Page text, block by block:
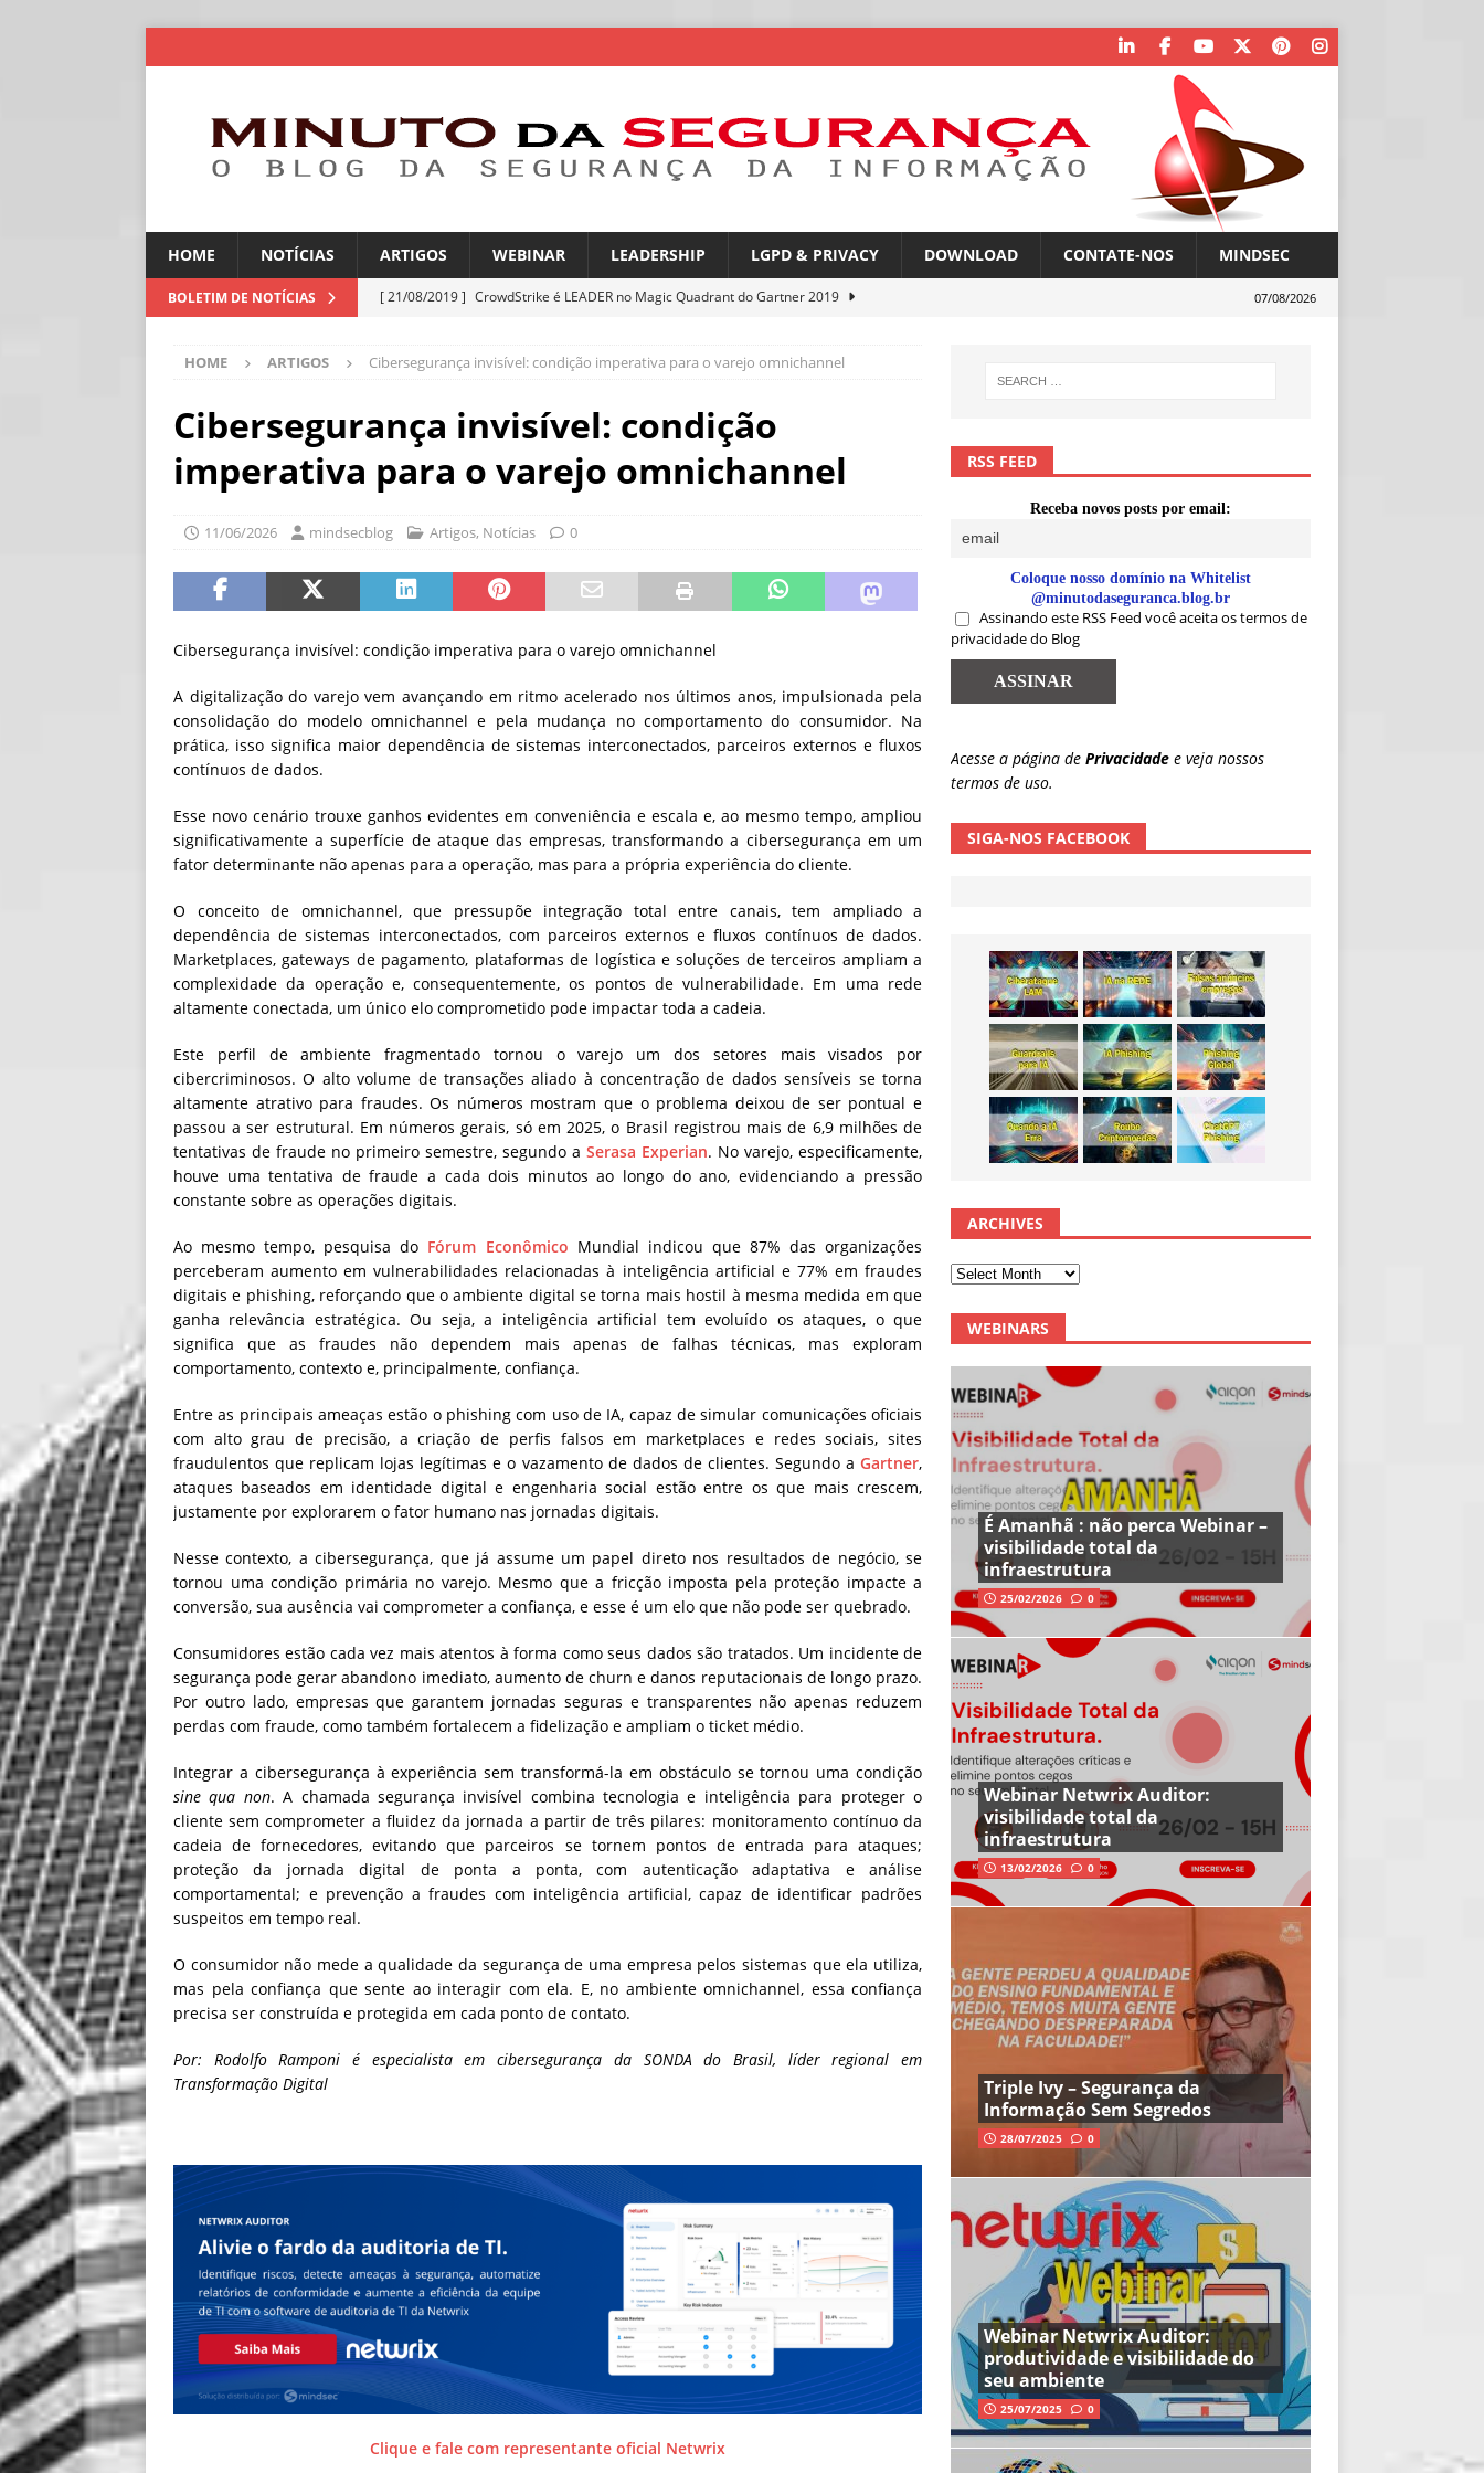
HOME NOTÍCIAS ARTIGOS WEBINAR LEADERSHIP LGPD & PRIVACY DOWNLOAD CONTATE-NOS MINDSEC
BOLETIM DE NOTÍCIAS [ 21/08/2019 ] CrowdStrike é LEADER no Magic Quadrant do Gartner 2019
[ 06/08/2026 ] América Latina é a segunda região mais exposta a ciberameaças
NOTÍCIAS
[ 06/08/2026 ]
IA amplia desafio de segurança e governança nas redes corporativas
NOTÍCIAS
[ 06/08/2026 ]
[ 06/08/2026 ]
Sem guardrails, a autonomia da IA se torna um risco
NOTÍCIAS
07/08/2026
HOME ARTIGOS Cibersegurança invisível: condição imperativa para o varejo omnichannel
Cibersegurança invisível: condição
imperativa para o varejo omnichannel
11/06/2026 mindsecblog Artigos, Notícias 0
Cibersegurança invisível: condição imperativa para o varejo omnichannel
A digitalização do varejo vem avançando em ritmo acelerado nos últimos anos, impulsionada pela
consolidação do modelo omnichannel e pela mudança no comportamento do consumidor. Na
prática, isso significa maior dependência de sistemas interconectados, parceiros externos e fluxos
contínuos de dados.
Esse novo cenário trouxe ganhos evidentes em conveniência e escala e, ao mesmo tempo, ampliou
significativamente a superfície de ataque das empresas, transformando a cibersegurança em um
fator determinante não apenas para a operação, mas para a própria experiência do cliente.
O conceito de omnichannel, que pressupõe integração total entre canais, tem ampliado a
dependência de sistemas interconectados, com parceiros externos e fluxos contínuos de dados.
Marketplaces, gateways de pagamento, plataformas de logística e soluções de terceiros ampliam a
complexidade da operação e, consequentemente, os pontos de vulnerabilidade. Em uma rede
altamente conectada, um único elo comprometido pode impactar toda a cadeia.
Este perfil de ambiente fragmentado tornou o varejo um dos setores mais visados por
cibercriminosos. O alto volume de transações aliado à concentração de dados sensíveis se torna
altamente atrativo para fraudes. Os números mostram que o problema deixou de ser pontual e
passou a ser estrutural. Em números gerais, só em 2025, o Brasil registrou mais de 6,9 milhões de
tentativas de fraude no primeiro semestre, segundo aSerasa Experian. No varejo, especificamente,
houve uma tentativa de fraude a cada dois minutos ao longo do ano, evidenciando a pressão
constante sobre as operações digitais.
Ao mesmo tempo, pesquisa do Fórum Econômico Mundial indicou que 87% das organizações
perceberam aumento em vulnerabilidades relacionadas à inteligência artificial e 77% em fraudes
digitais e phishing, reforçando que o ambiente digital se torna mais hostil à mesma medida em que
ganha relevância estratégica. Ou seja, a inteligência artificial tem evoluído os ataques, o que
significa que as fraudes não dependem mais apenas de falhas técnicas, mas exploram
comportamento, contexto e, principalmente, confiança.
Entre as principais ameaças estão o phishing com uso de IA, capaz de simular comunicações oficiais
com alto grau de precisão, a criação de perfis falsos em marketplaces e redes sociais, sites
fraudulentos que replicam lojas legítimas e o vazamento de dados de clientes. Segundo aGartner,
ataques baseados em identidade digital e engenharia social estão entre os que mais crescem,
justamente por explorarem o fator humano nas jornadas digitais.
Nesse contexto, a cibersegurança, que já assume um papel direto nos resultados de negócio, se
tornou uma condição primária no varejo. Mesmo que a fricção imposta pela proteção impacte a
conversão, sua ausência vai comprometer a confiança, e esse é um elo que não pode ser quebrado.
Consumidores estão cada vez mais atentos à forma como seus dados são tratados. Um incidente de
segurança pode gerar abandono imediato, aumento de churn e danos reputacionais de longo prazo.
Por outro lado, empresas que garantem jornadas seguras e transparentes não apenas reduzem
perdas com fraude, como também fortalecem a fidelização e ampliam o ticket médio.
Integrar a cibersegurança à experiência sem transformá-la em obstáculo se tornou uma condição
sine qua non. A chamada segurança invisível combina tecnologia e inteligência para proteger o
cliente sem comprometer a fluidez da jornada a partir de três pilares: monitoramento contínuo da
cadeia de fornecedores, evitando que parceiros se tornem pontos de entrada para ataques;
proteção da jornada digital de ponta a ponta, com autenticação adaptativa e análise
comportamental; e prevenção a fraudes com inteligência artificial, capaz de identificar padrões
suspeitos em tempo real.
O consumidor não mede a qualidade da segurança de uma empresa pelos sistemas que ela utiliza,
mas pela confiança que sente ao interagir com ela. E, no ambiente omnichannel, essa confiança
precisa ser construída e protegida em cada ponto de contato.
Por: Rodolfo Ramponi é especialista em cibersegurança da SONDA do Brasil, líder regional em
Transformação Digital
Clique e fale com representante oficial Netwrix
RSS FEED
Receba novos posts por email:
Coloque nosso domínio na Whitelist
@minutodaseguranca.blog.br
Assinando este RSS Feed você aceita os termos de
privacidade do Blog
Acesse a página de Privacidade e veja nossos
termos de uso.
SIGA-NOS FACEBOOK
ARCHIVES
WEBINARS
É Amanhã : não perca Webinar –
visibilidade total da
infraestrutura
25/02/2026 0
Webinar Netwrix Auditor:
visibilidade total da
infraestrutura
13/02/2026 0
Triple Ivy – Segurança da
Informação Sem Segredos
28/07/2025 0
Webinar Netwrix Auditor:
produtividade e visibilidade do
seu ambiente
25/07/2025 0